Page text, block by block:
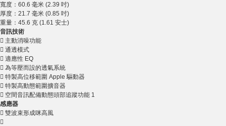
寬度：60.6 毫米 (2.39 吋)
厚度：21.7 毫米 (0.85 吋)
重量：45.6 克 (1.61 安士)
音訊技術
 主動消噪功能
 通透模式
 適應性 EQ
 為等壓而設的透氣系統
 特製高位移範圍 Apple 驅動器
 特製高動態範圍擴音器
 空間音訊配備動態頭部追蹤功能 1
感應器
 雙波束形成咪高風
